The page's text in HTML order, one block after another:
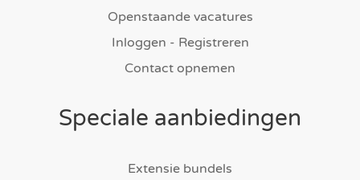
Openstaande vacatures
Inloggen - Registreren
Contact opnemen
Speciale aanbiedingen
Extensie bundels